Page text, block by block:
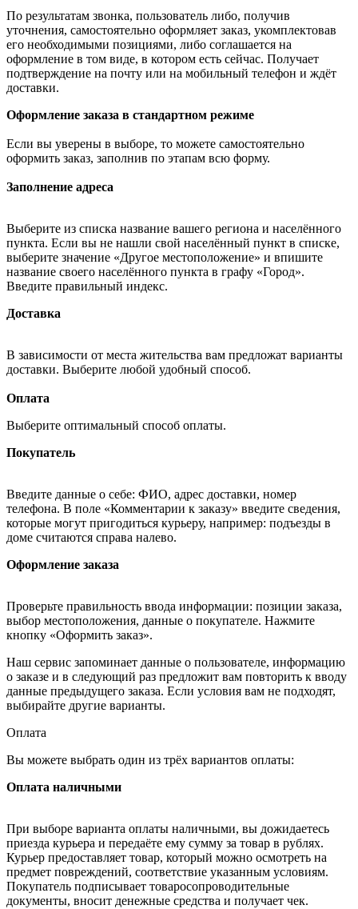
По результатам звонка, пользователь либо, получив
уточнения, самостоятельно оформляет заказ, укомплектовав
его необходимыми позициями, либо соглашается на
оформление в том виде, в котором есть сейчас. Получает
подтверждение на почту или на мобильный телефон и ждёт
доставки.
Оформление заказа в стандартном режиме
Если вы уверены в выборе, то можете самостоятельно
оформить заказ, заполнив по этапам всю форму.
Заполнение адреса
Выберите из списка название вашего региона и населённого
пункта. Если вы не нашли свой населённый пункт в списке,
выберите значение «Другое местоположение» и впишите
название своего населённого пункта в графу «Город».
Введите правильный индекс.
Доставка
В зависимости от места жительства вам предложат варианты
доставки. Выберите любой удобный способ.
Оплата
Выберите оптимальный способ оплаты.
Покупатель
Введите данные о себе: ФИО, адрес доставки, номер
телефона. В поле «Комментарии к заказу» введите сведения,
которые могут пригодиться курьеру, например: подъезды в
доме считаются справа налево.
Оформление заказа
Проверьте правильность ввода информации: позиции заказа,
выбор местоположения, данные о покупателе. Нажмите
кнопку «Оформить заказ».
Наш сервис запоминает данные о пользователе, информацию
о заказе и в следующий раз предложит вам повторить к вводу
данные предыдущего заказа. Если условия вам не подходят,
выбирайте другие варианты.
Оплата
Вы можете выбрать один из трёх вариантов оплаты:
Оплата наличными
При выборе варианта оплаты наличными, вы дожидаетесь
приезда курьера и передаёте ему сумму за товар в рублях.
Курьер предоставляет товар, который можно осмотреть на
предмет повреждений, соответствие указанным условиям.
Покупатель подписывает товаросопроводительные
документы, вносит денежные средства и получает чек.